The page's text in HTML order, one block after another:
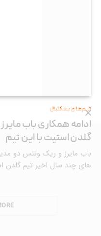
تیم‌های بسکتبال
ادامه همکاری باب
گلدن استیت با این تیم
باب مایرز و ریک ولتس دو
های چند سال اخیر تیم گلدن